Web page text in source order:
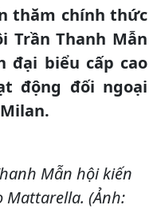
thăm chính thức
Trần Thanh Mẫn
đại biểu cấp cao
động đối ngoại
Mẫn hội kiến
Mattarella. (Ảnh: